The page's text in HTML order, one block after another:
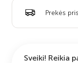
Prekės
Sveiki! Reikia